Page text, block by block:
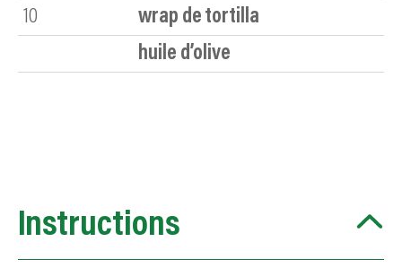
10
wrap de tortilla
huile d’olive
Instructions